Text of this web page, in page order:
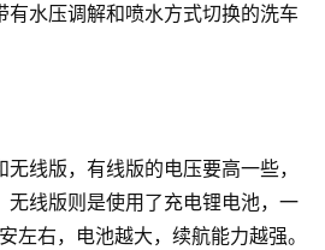
有水压调解和喷水方式切换的洗车
线版，有线版的电压要高一些，
无线版则是使用了充电锂电池，一
右，电池越大，续航能力越强。